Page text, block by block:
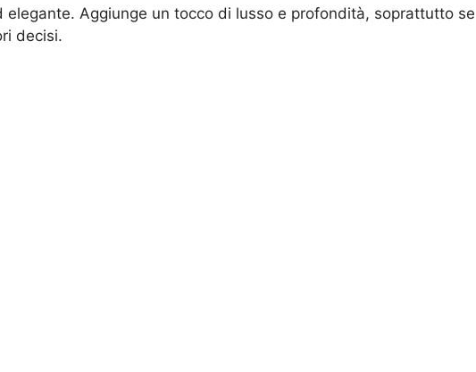
elegante. Aggiunge un tocco di lusso e profondità, soprattutto se
decisi.